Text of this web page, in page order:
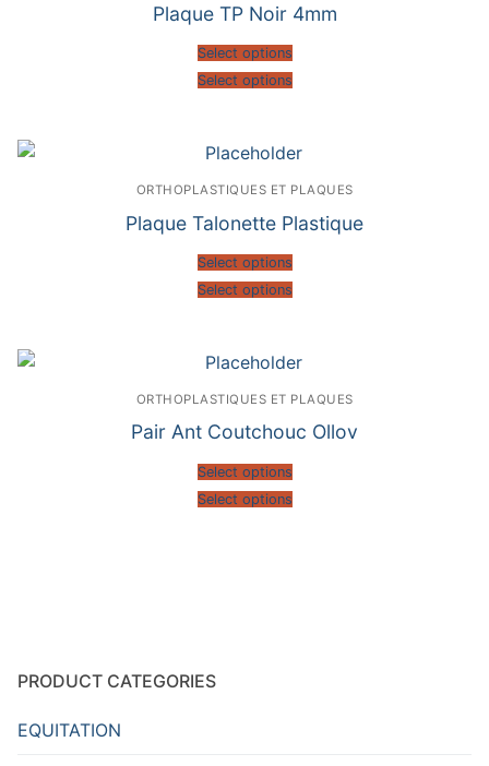
Plaque TP Noir 4mm
Select options
Select options
ORTHOPLASTIQUES ET PLAQUES
Plaque Talonette Plastique
Select options
Select options
ORTHOPLASTIQUES ET PLAQUES
Pair Ant Coutchouc Ollov
Select options
Select options
PRODUCT CATEGORIES
EQUITATION